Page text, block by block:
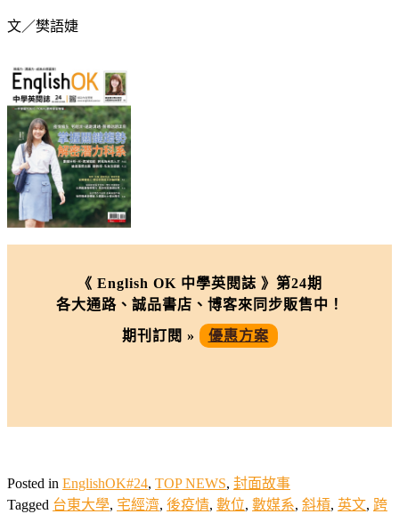
文／樊語婕
《 English OK 中學英閱誌 》第24期
各大通路、誠品書店、博客來同步販售中！
期刊訂閱 » 優惠方案
Posted in EnglishOK#24, TOP NEWS, 封面故事
Tagged 台東大學, 宅經濟, 後疫情, 數位, 數媒系, 斜槓, 英文, 跨